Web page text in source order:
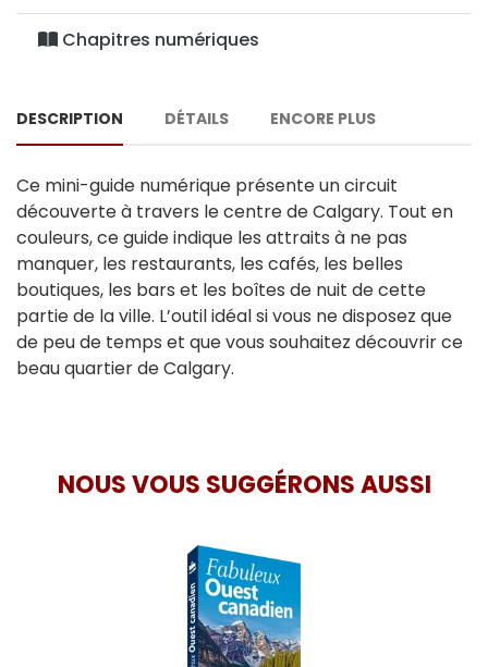
Chapitres numériques
DESCRIPTION DÉTAILS ENCORE PLUS
Ce mini-guide numérique présente un circuit
découverte à travers le centre de Calgary. Tout en
couleurs, ce guide indique les attraits à ne pas
manquer, les restaurants, les cafés, les belles
boutiques, les bars et les boîtes de nuit de cette
partie de la ville. L’outil idéal si vous ne disposez que
de peu de temps et que vous souhaitez découvrir ce
beau quartier de Calgary.
NOUS VOUS SUGGÉRONS AUSSI